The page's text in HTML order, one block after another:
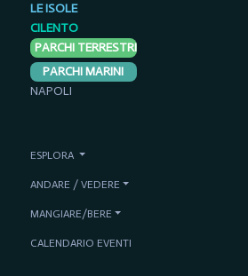
LE ISOLE
CILENTO
PARCHI TERRESTRI
PARCHI MARINI
NAPOLI
ESPLORA
ANDARE / VEDERE
MANGIARE/BERE
CALENDARIO EVENTI